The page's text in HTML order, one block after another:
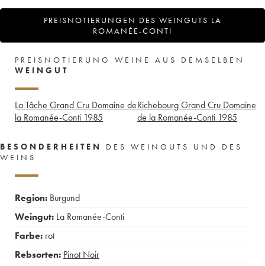
PREISNOTIERUNGEN DES WEINGUTS LA
ROMANÉE-CONTI
PREISNOTIERUNG WEINE AUS DEMSELBEN
WEINGUT
La Tâche Grand Cru Domaine de
la Romanée-Conti 1985
Richebourg Grand Cru Domaine
de la Romanée-Conti 1985
BESONDERHEITEN
DES WEINGUTS UND DES
WEINS
Region: Burgund
Weingut: La Romanée-Conti
Farbe: rot
Rebsorten: Pinot Noir